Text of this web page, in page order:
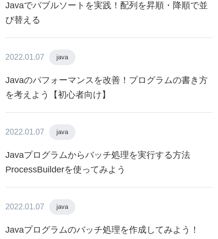
Javaでバブルソートを実践！配列を昇順・降順で並
び替える
2022.01.07 java
Javaのパフォーマンスを改善！プログラムの書き方
を考えよう【初心者向け】
2022.01.07 java
Javaプログラムからバッチ処理を実行する方法
ProcessBuilderを使ってみよう
2022.01.07 java
Javaプログラムのバッチ処理を作成してみよう！